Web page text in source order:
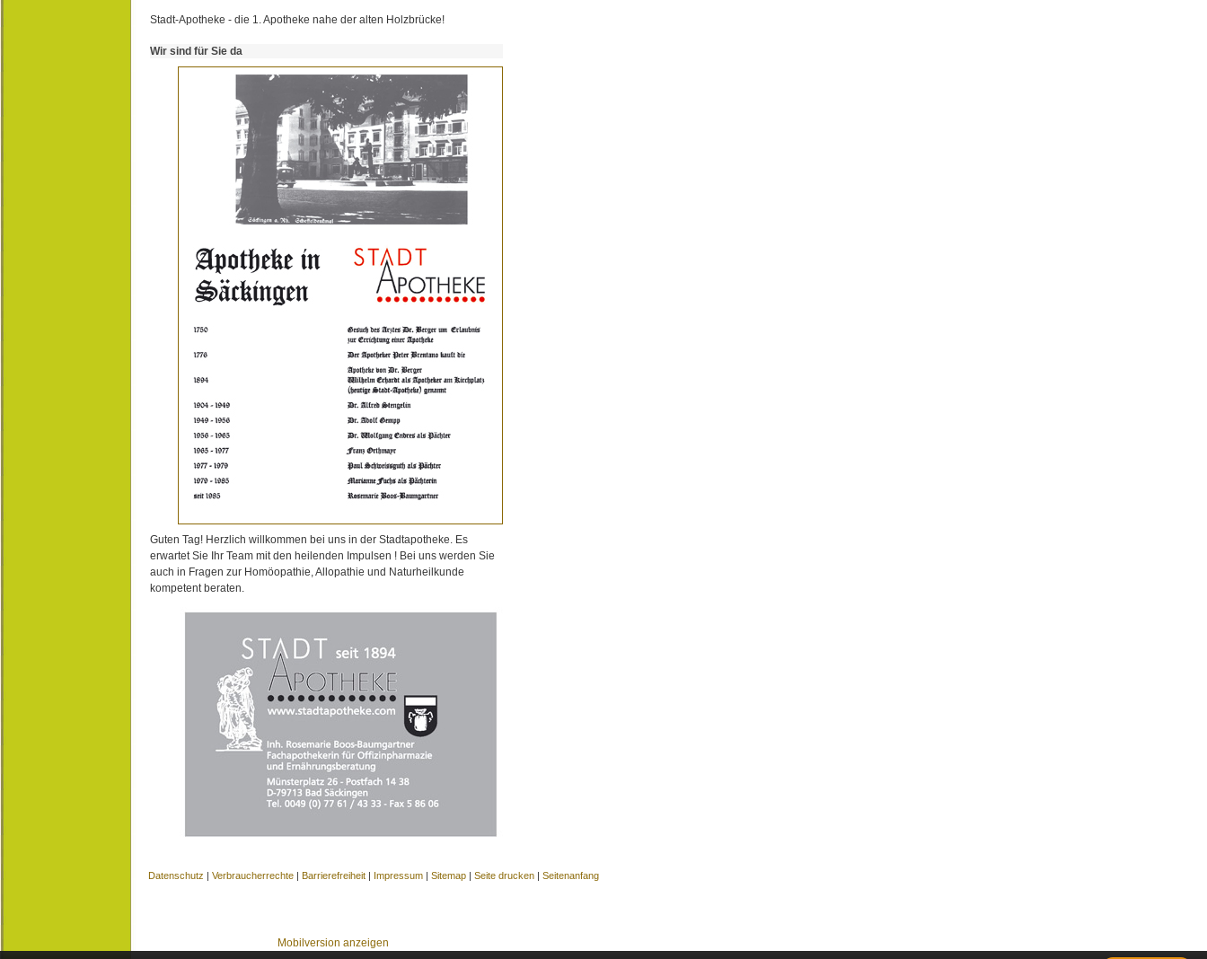
Stadt-Apotheke - die 1. Apotheke nahe der alten Holzbrücke!
Wir sind für Sie da
Guten Tag! Herzlich willkommen bei uns in der Stadtapotheke. Es
erwartet Sie Ihr Team mit den heilenden Impulsen ! Bei uns werden Sie
auch in Fragen zur Homöopathie, Allopathie und Naturheilkunde
kompetent beraten.
Datenschutz | Verbraucherrechte | Barrierefreiheit | Impressum | Sitemap | Seite drucken | Seitenanfang
Mobilversion anzeigen